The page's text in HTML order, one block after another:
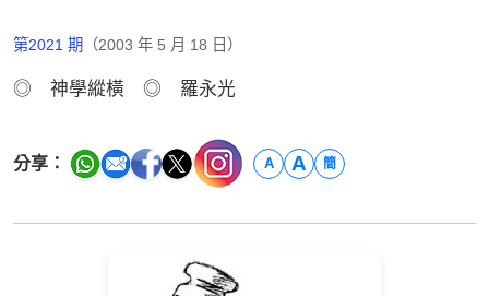
第2021 期 （2003 年 5 月 18 日）
◎ 神學縱橫 ◎ 羅永光
分享： A A 簡